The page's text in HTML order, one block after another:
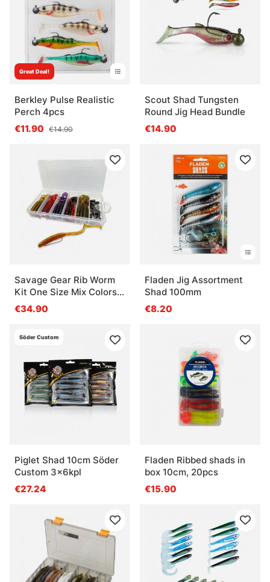
Great Deal!
Berkley Pulse Realistic
Perch 4pcs
€11.90 €14.90
Scout Shad Tungsten
Round Jig Head Bundle
€14.90
Savage Gear Rib Worm
Kit One Size Mix Colors
60pcs
€34.90
Fladen Jig Assortment
Shad 100mm
€8.20
Söder Custom
Piglet Shad 10cm Söder
Custom 3x6kpl
€27.24
Fladen Ribbed shads in
box 10cm, 20pcs
€15.90